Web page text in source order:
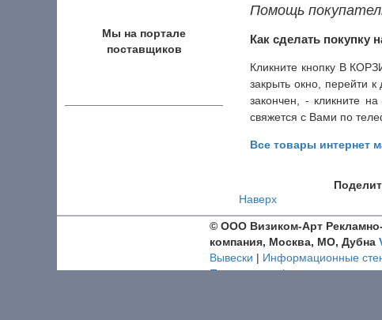
Мы на портале
поставщиков
Помощь
Как сделать покупку
Кликните кнопку В
закрыть окно, перейти
закончен, - кликните
свяжется с Вами по
Все товары интернет
Наверх
© ООО Визиком-Арт
компания, Москва, МО, Дубна
Вывески | Информационные
Политика конфиденциальности